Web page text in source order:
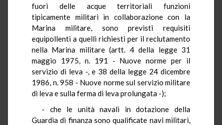
fuori delle acque territoriali funzioni
tipicamente militari in collaborazione con la
Marina militare, sono previsti requisiti
equipollenti a quelli richiesti per il reclutamento
nella Marina militare (artt. 4 della legge 31
maggio 1975, n. 191 - Nuove norme per il
servizio di leva -, e 38 della legge 24 dicembre
1986, n. 958 - Nuove norme sul servizio militare
di leva e sulla ferma di leva prolungata -);
- che le unità navali in dotazione della
Guardia di finanza sono qualificate navi militari,